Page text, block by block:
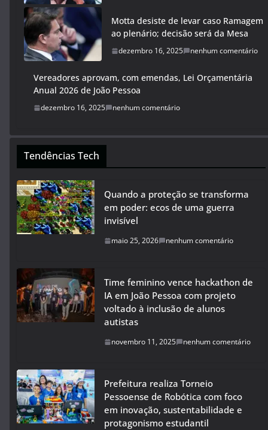
Motta desiste de levar caso Ramagem
ao plenário; decisão será da Mesa
dezembro 16, 2025 nenhum comentário
Vereadores aprovam, com emendas, Lei Orçamentária
Anual 2026 de João Pessoa
dezembro 16, 2025 nenhum comentário
Tendências Tech
Quando a proteção se transforma
em poder: ecos de uma guerra
invisível
maio 25, 2026 nenhum comentário
Time feminino vence hackathon de
IA em João Pessoa com projeto
voltado à inclusão de alunos
autistas
novembro 11, 2025 nenhum comentário
Prefeitura realiza Torneio
Pessoense de Robótica com foco
em inovação, sustentabilidade e
protagonismo estudantil